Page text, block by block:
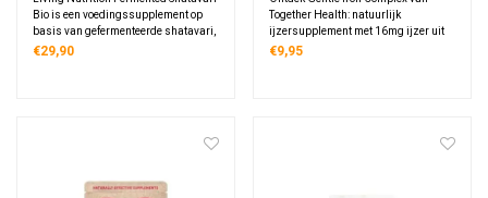
Bio is een voedingssupplement op
basis van gefermenteerde shatavari,
verpakt in 60 biologische capsules
€29,90
Together Health: natuurlijk
ijzersupplement met 16mg ijzer uit
voedingsgist, verrijkt met vitamine
€9,95